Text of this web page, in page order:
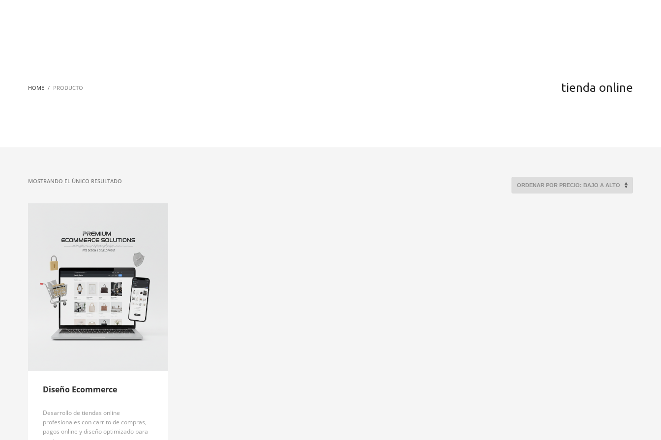
HOME PRODUCTO tienda online
MOSTRANDO EL ÚNICO RESULTADO
Diseño Ecommerce
Desarrollo de tiendas online
profesionales con carrito de compras,
pagos online y diseño optimizado para